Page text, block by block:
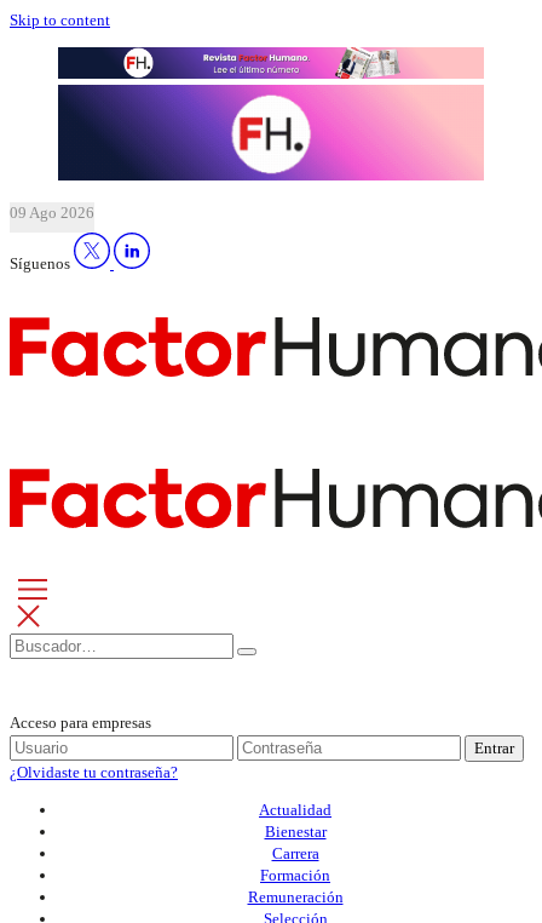
Skip to content
09 Ago 2026
Síguenos
Acceso para empresas
Entrar
¿Olvidaste tu contraseña?
Actualidad
Bienestar
Carrera
Formación
Remuneración
Selección